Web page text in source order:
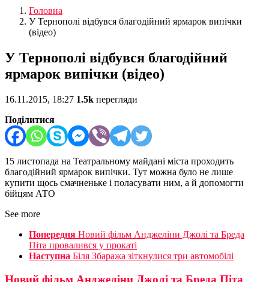
Головна
У Тернополі відбувся благодійний ярмарок випічки
(відео)
У Тернополі відбувся благодійний
ярмарок випічки (відео)
16.11.2015, 18:27 1.5k перегляди
Поділитися
15 листопада на Театральному майдані міста проходить
благодійний ярмарок випічки. Тут можна було не лише
купити щось смачненьке і поласувати ним, а й допомогти
бійцям АТО
See more
Попередня Новий фільм Анджеліни Джолі та Бреда
Піта провалився у прокаті
Наступна Біля Збаража зіткнулися три автомобілі
Новий фільм Анджеліни Джолі та Бреда Піта